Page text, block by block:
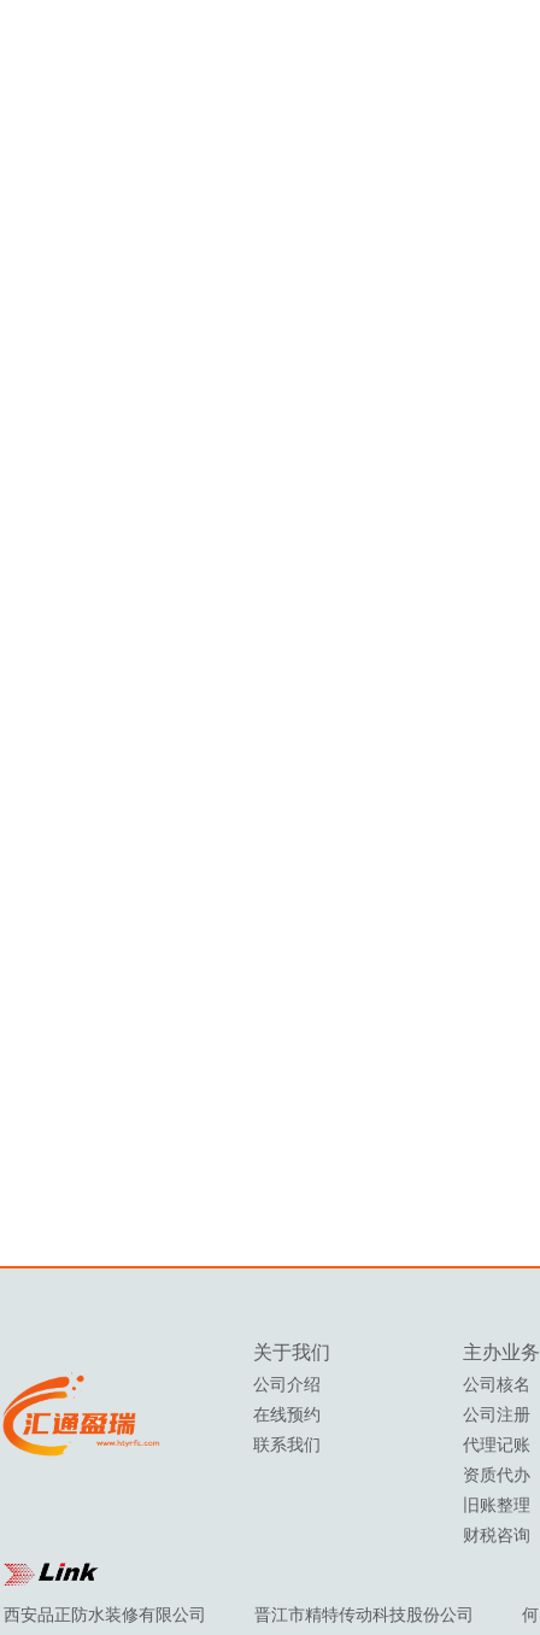
关于我们
公司介绍
在线预约
联系我们
主办业务
公司核名
公司注册
代理记账
资质代办
旧账整理
财税咨询
西安品正防水装修有限公司 晋江市精特传动科技股份公司